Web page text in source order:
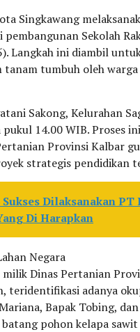
Singkawang
Sekolah
Langkah ini diambil
tanam tumbuh oleh
Sakong, Kelurahan
14.00 WIB. Proses
Provinsi Kalbar
strategis pendidikan
Sukses Dilaksanakan
Di Harapkan
Negara
Dinas Pertanian
teridentifikasi adanya
Bapak Tobing,
pohon kelapa